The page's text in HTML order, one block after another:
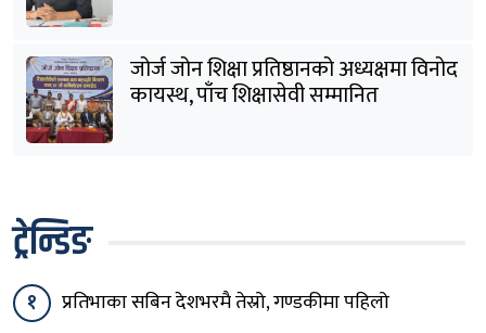
जोर्ज जोन शिक्षा प्रतिष्ठानको अध्यक्षमा विनोद
कायस्थ, पाँच शिक्षासेवी सम्मानित
ट्रेन्डिङ
१ प्रतिभाका सबिन देशभरमै तेस्रो, गण्डकीमा पहिलो